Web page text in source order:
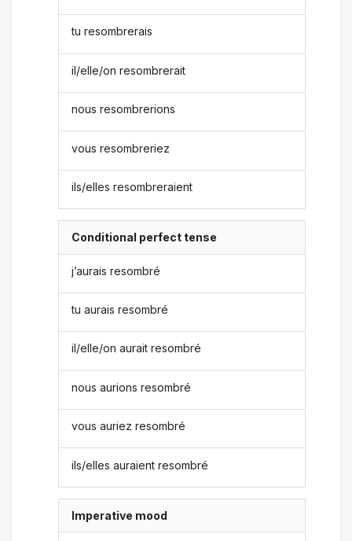
tu resombrerais
il/elle/on resombrerait
nous resombrerions
vous resombreriez
ils/elles resombreraient
Conditional perfect tense
j’aurais resombré
tu aurais resombré
il/elle/on aurait resombré
nous aurions resombré
vous auriez resombré
ils/elles auraient resombré
Imperative mood